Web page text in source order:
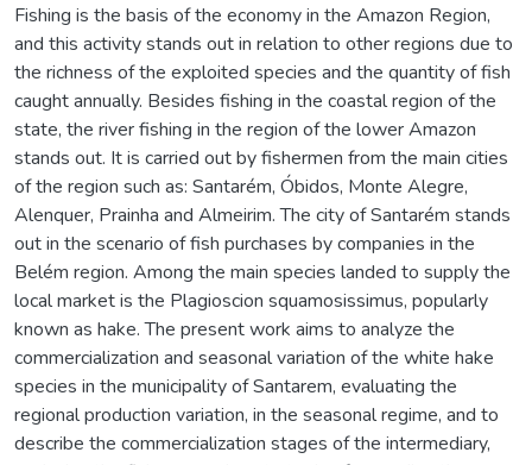
Fishing is the basis of the economy in the Amazon Region,
and this activity stands out in relation to other regions due to
the richness of the exploited species and the quantity of fish
caught annually. Besides fishing in the coastal region of the
state, the river fishing in the region of the lower Amazon
stands out. It is carried out by fishermen from the main cities
of the region such as: Santarém, Óbidos, Monte Alegre,
Alenquer, Prainha and Almeirim. The city of Santarém stands
out in the scenario of fish purchases by companies in the
Belém region. Among the main species landed to supply the
local market is the Plagioscion squamosissimus, popularly
known as hake. The present work aims to analyze the
commercialization and seasonal variation of the white hake
species in the municipality of Santarem, evaluating the
regional production variation, in the seasonal regime, and to
describe the commercialization stages of the intermediary,